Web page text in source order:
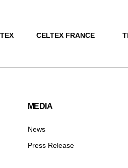
CELTEX FRANCE
MEDIA
News
Press Release